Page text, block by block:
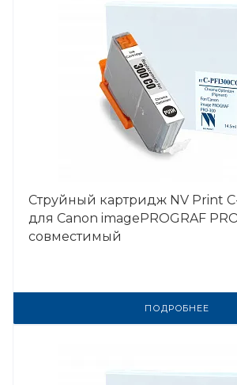
Струйный картридж NV Print
для Canon imagePROGRAF
совместимый
ПОДРОБНЕЕ